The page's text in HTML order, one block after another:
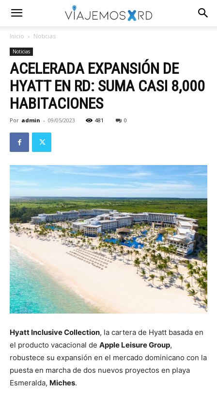
Inicio Noticias
Noticias
ACELERADA EXPANSIÓN DE
HYATT EN RD: SUMA CASI 8,000
HABITACIONES
Por admin - 09/05/2023 481 0
Hyatt Inclusive Collection, la cartera de Hyatt basada en
el producto vacacional de Apple Leisure Group,
robustece su expansión en el mercado dominicano con la
puesta en marcha de dos nuevos proyectos en playa
Esmeralda, Miches.